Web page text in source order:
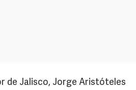
de Jalisco, Jorge Aristóteles